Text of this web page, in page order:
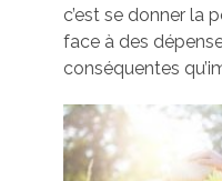
c’est se donner la
face à des
conséquentes